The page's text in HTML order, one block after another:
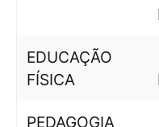
EDUCAÇÃO
FÍSICA
PEDAGOGIA